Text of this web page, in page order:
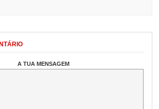
A TUA MENSAGEM